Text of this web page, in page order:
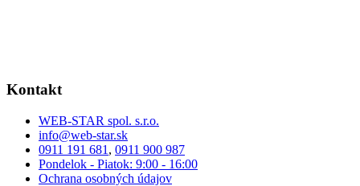
Kontakt
WEB-STAR spol. s.r.o.
info@web-star.sk
0911 191 681 , 0911 900 987
Pondelok - Piatok: 9:00 - 16:00
Ochrana osobných údajov